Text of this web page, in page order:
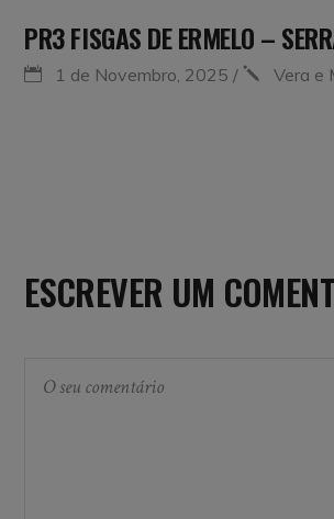
PR3 FISGAS DE ERMELO –
1 de Novembro, 2025 Vera e
ESCREVER UM